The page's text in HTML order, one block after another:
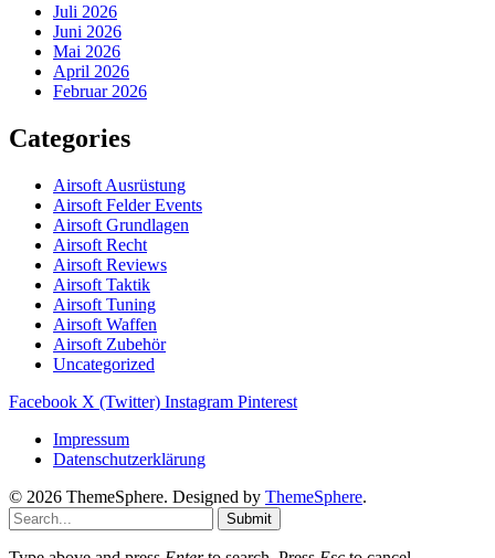
Juli 2026
Juni 2026
Mai 2026
April 2026
Februar 2026
Categories
Airsoft Ausrüstung
Airsoft Felder Events
Airsoft Grundlagen
Airsoft Recht
Airsoft Reviews
Airsoft Taktik
Airsoft Tuning
Airsoft Waffen
Airsoft Zubehör
Uncategorized
Facebook X (Twitter) Instagram Pinterest
Impressum
Datenschutzerklärung
© 2026 ThemeSphere. Designed by ThemeSphere.
Submit